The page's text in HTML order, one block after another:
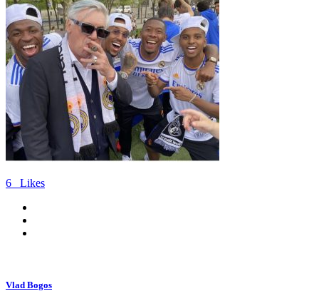
6 Likes
Vlad Bogos